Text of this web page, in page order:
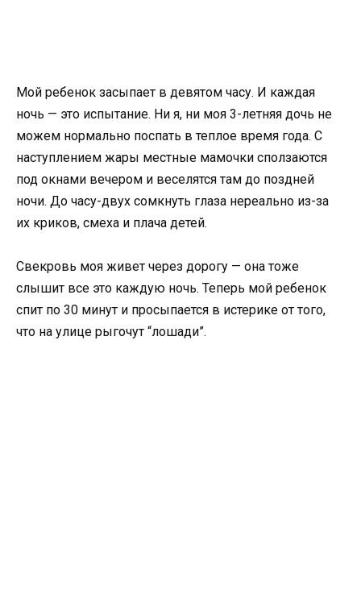
Мой ребенок засыпает в девятом часу. И каждая
ночь — это испытание. Ни я, ни моя 3-летняя дочь не
можем нормально поспать в теплое время года. С
наступлением жары местные мамочки сползаются
под окнами вечером и веселятся там до поздней
ночи. До часу-двух сомкнуть глаза нереально из-за
их криков, смеха и плача детей.
Свекровь моя живет через дорогу — она тоже
слышит все это каждую ночь. Теперь мой ребенок
спит по 30 минут и просыпается в истерике от того,
что на улице рыгочут “лошади”.